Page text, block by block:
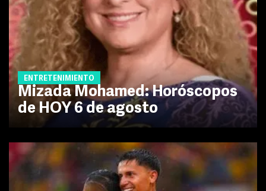
ENTRETENIMIENTO
Mizada Mohamed: Horóscopos
de HOY 6 de agosto